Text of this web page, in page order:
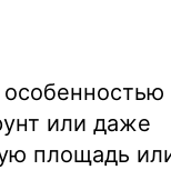
или даже
площадь